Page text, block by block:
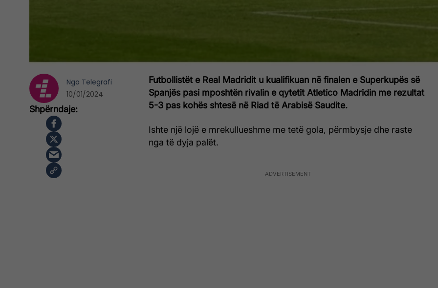
Futbollistët e Real Madridit u kualifikuan në finalen e Superkupës së
Spanjës pasi mposhtën rivalin e qytetit Atletico Madridin me rezultat
5-3 pas kohës shtesë në Riad të Arabisë Saudite.
Ishte një lojë e mrekullueshme me tetë gola, përmbysje dhe raste
nga të dyja palët.
Nga Telegrafi
10/01/2024